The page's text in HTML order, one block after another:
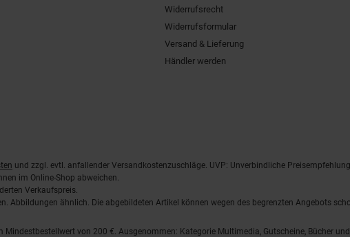
Widerrufsrecht
Widerrufsformular
Versand & Lieferung
Händler werden
und zzgl. evtl. anfallender Versandkostenzuschläge. UVP: Unverbindliche
im Online-Shop abweichen.
Verkaufspreis.
Abbildungen ähnlich. Die abgebildeten Artikel können wegen des begrenzten Angebots
von 200 €. Ausgenommen: Kategorie Multimedia, Gutscheine, Bücher